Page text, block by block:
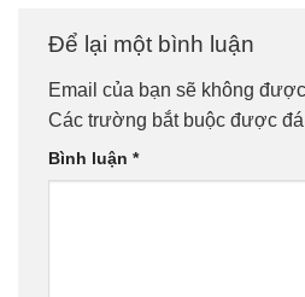
Để lại một bình luận
Email của bạn sẽ không
Các trường bắt buộc được
Bình luận *